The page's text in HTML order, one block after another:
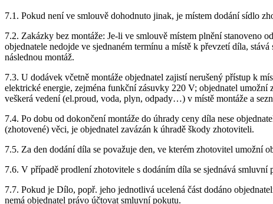
7.1. Pokud není ve smlouvě dohodnuto jinak, je místem dodání sídlo
7.2. Zakázky bez montáže: Je-li ve smlouvě místem plnění stanoveno
objednatele nedojde ve sjednaném termínu a místě k převzetí díla,
následnou montáž.
7.3. U dodávek včetně montáže objednatel zajistí nerušený přístup k
elektrické energie, zejména funkční zásuvky 220 V; objednatel
veškerá vedení (el.proud, voda, plyn, odpady…) v místě montáže a
7.4. Po dobu od dokončení montáže do úhrady ceny díla nese
(zhotovené) věci, je objednatel zavázán k úhradě škody zhotoviteli.
7.5. Za den dodání díla se považuje den, ve kterém zhotovitel umožní
7.6. V případě prodlení zhotovitele s dodáním díla se sjednává
7.7. Pokud je Dílo, popř. jeho jednotlivá ucelená část dodáno
nemá objednatel právo účtovat smluvní pokutu.